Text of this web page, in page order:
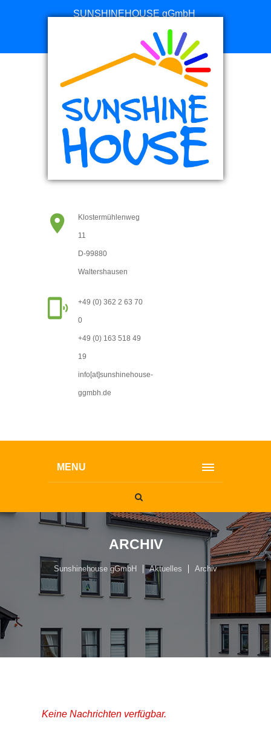
SUNSHINEHOUSE gGmbH
Online Spenden
Klostermühlenweg
11
D-99880
Waltershausen
+49 (0) 362 2 63 70
0
+49 (0) 163 518 49
19
info[at]sunshinehouse-
ggmbh.de
MENU
ARCHIV
Sunshinehouse gGmbH Aktuelles Archiv
Keine Nachrichten verfügbar.